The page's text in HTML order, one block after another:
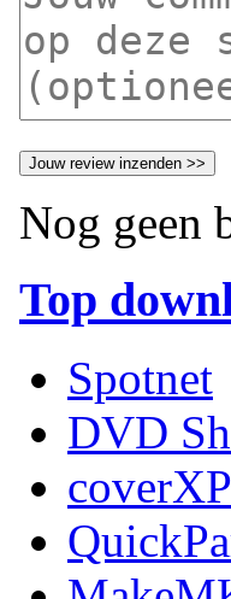
Nog geen
Top
Spotnet
DVD